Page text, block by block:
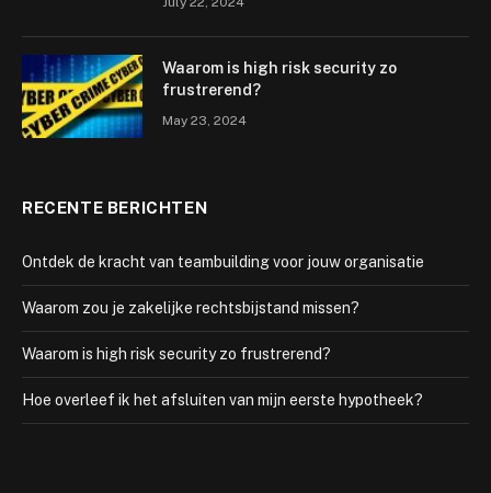
Waarom is high risk security zo
frustrerend?
May 23, 2024
RECENTE BERICHTEN
Ontdek de kracht van teambuilding voor jouw organisatie
Waarom zou je zakelijke rechtsbijstand missen?
Waarom is high risk security zo frustrerend?
Hoe overleef ik het afsluiten van mijn eerste hypotheek?